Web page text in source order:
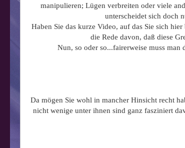
manipulieren; Lügen verbreiten oder viele
unterscheidet sich doch
Haben Sie das kurze Video, auf das Sie sich
die Rede davon, daß diese
Nun, so oder so...fairerweise muss
Da mögen Sie wohl in mancher Hinsicht recht
nicht wenige unter ihnen sind ganz fasziniert